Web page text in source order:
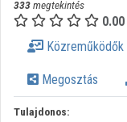
Intézmények
Közreműködők
333megtekintés
0.00
Közreműködők
Megosztás
Tulajdonos: